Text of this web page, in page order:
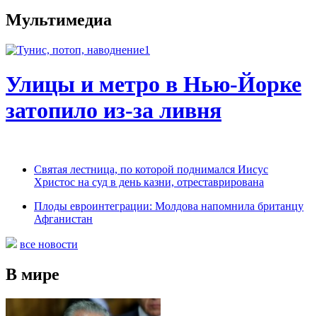
Мультимедиа
Улицы и метро в Нью-Йорке
затопило из-за ливня
Святая лестница, по которой поднимался Иисус
Христос на суд в день казни, отреставрирована
Плоды евроинтеграции: Молдова напомнила британцу
Афганистан
все новости
В мире